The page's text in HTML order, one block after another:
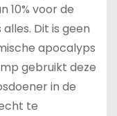
10% voor de
Dit is geen
apocalyps
gebruikt deze
in de
te